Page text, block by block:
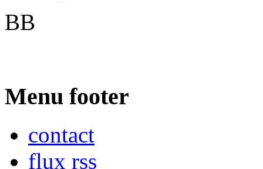
BB
Menu footer
contact
flux rss